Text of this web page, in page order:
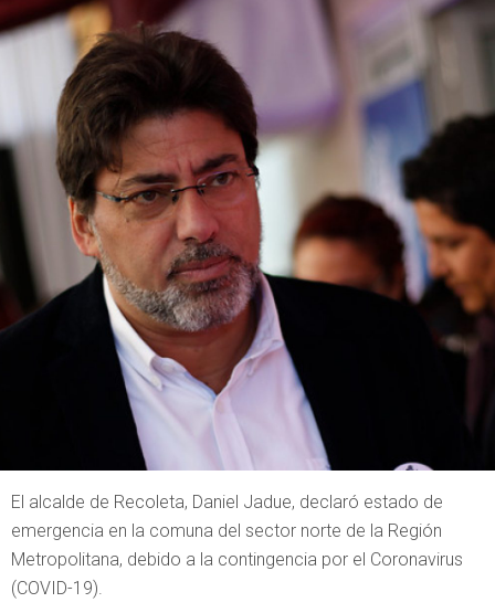
El alcalde de Recoleta, Daniel Jadue, declaró estado de
emergencia en la comuna del sector norte de la Región
Metropolitana, debido a la contingencia por el Coronavirus
(COVID-19).